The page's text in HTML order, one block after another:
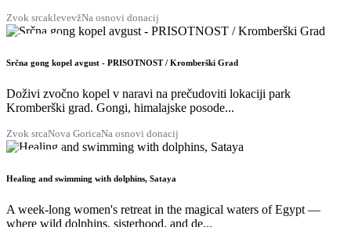
Zvok srcaklevevžNa osnovi donacij
Srčna gong kopel avgust - PRISOTNOST / Kromberški Grad
Doživi zvočno kopel v naravi na prečudoviti lokaciji park
Kromberški grad. Gongi, himalajske posode...
Zvok srcaNova GoricaNa osnovi donacij
AVG.
Healing and swimming with dolphins, Sataya
A week-long women's retreat in the magical waters of Egypt —
where wild dolphins, sisterhood, and de...